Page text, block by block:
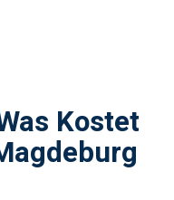
Kostet